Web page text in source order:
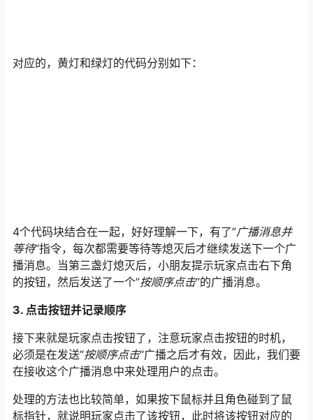
对应的，黄灯和绿灯的代码分别如下：
4个代码块结合在一起，好好理解一下，有了”广播消息并
等待“指令，每次都需要等待等熄灭后才继续发送下一个广
播消息。当第三盏灯熄灭后，小朋友提示玩家点击右下角
的按钮，然后发送了一个”按顺序点击“的广播消息。
3. 点击按钮并记录顺序
接下来就是玩家点击按钮了，注意玩家点击按钮的时机，
必须是在发送”按顺序点击“广播之后才有效，因此，我们要
在接收这个广播消息中来处理用户的点击。
处理的方法也比较简单，如果按下鼠标并且角色碰到了鼠
标指针，就说明玩家点击了该按钮，此时将该按钮对应的